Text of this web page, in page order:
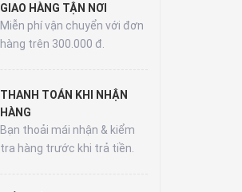
GIAO HÀNG TẬN NƠI
Miễn phí vận chuyển với đơn
hàng trên 300.000 đ.
THANH TOÁN KHI NHẬN
HÀNG
Bạn thoải mái nhận & kiểm
tra hàng trước khi trả tiền.